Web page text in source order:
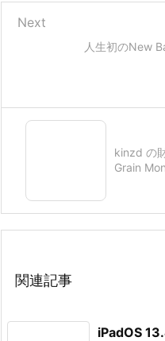
人生初のNew
Next
kinzd の
Grain
関連記事
iPadOS